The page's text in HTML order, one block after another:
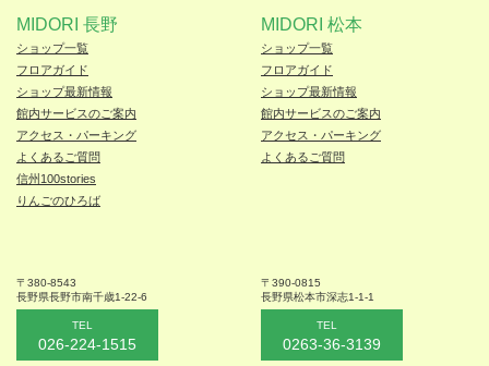
MIDORI 長野
ショップ一覧
フロアガイド
ショップ最新情報
館内サービスのご案内
アクセス・パーキング
よくあるご質問
信州100stories
りんごのひろば
〒380-8543
長野県長野市南千歳1-22-6
TEL
026-224-1515
MIDORI 松本
ショップ一覧
フロアガイド
ショップ最新情報
館内サービスのご案内
アクセス・パーキング
よくあるご質問
〒390-0815
長野県松本市深志1-1-1
TEL
0263-36-3139